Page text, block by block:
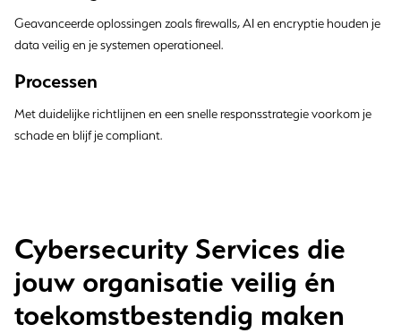
Geavanceerde oplossingen zoals firewalls, AI en encryptie houden je
data veilig en je systemen operationeel.
Processen
Met duidelijke richtlijnen en een snelle responsstrategie voorkom je
schade en blijf je compliant.
Cybersecurity Services die
jouw organisatie veilig én
toekomstbestendig maken